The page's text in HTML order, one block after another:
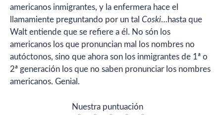
americanos inmigrantes, y la enfermera hace el
llamamiente preguntando por un tal Coski…hasta que
Walt entiende que se refiere a él. No són los
americanos los que pronuncian mal los nombres no
autóctonos, sino que ahora son los inmigrantes de 1ª o
2ª generación los que no saben pronunciar los nombres
americanos. Genial.
Nuestra puntuación